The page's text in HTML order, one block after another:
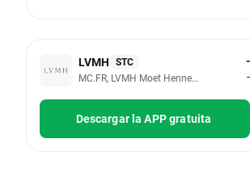
LVMH STC
MC.FR, LVMH Moet Hennessy Louis
-
-
Descargar la APP gratuita